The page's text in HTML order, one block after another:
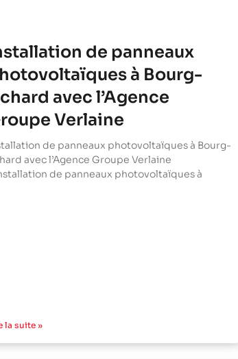
de panneaux
à Bourg-
avec l’Agence
Verlaine
de panneaux photovoltaïques à Bourg-
avec l’Agence Groupe Verlaine
de panneaux photovoltaïques à
la suite »